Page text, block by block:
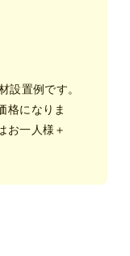
設置例です。
格になりま
お一人様＋